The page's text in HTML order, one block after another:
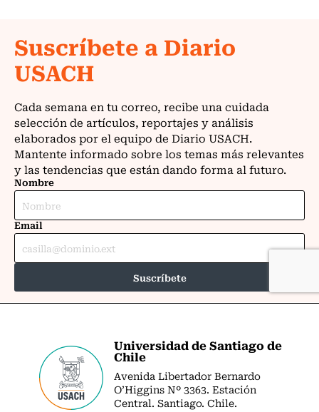
Universidad de Santiago de
Chile
Avenida Libertador Bernardo
O’Higgins Nº 3363. Estación
Central. Santiago. Chile.